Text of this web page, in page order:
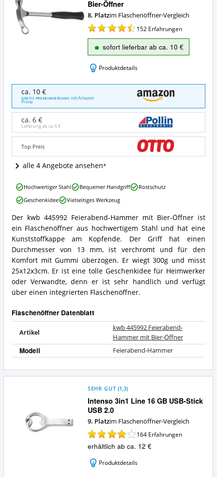
Bier-Öffner
8. Platzim Flaschenöffner-Vergleich
152 Erfahrungen
sofort lieferbar ab ca. 10 €
Produktdetails
kwb
445992
Feierabend-
Hammer
Bier-
Öffner
Angebote:
Wo
ist
Flaschenöffner
erhältlich?
ca. 10 €
GRATIS PREMIUMVERSAND mit Amazon
Prime
ca. 6 €
Lieferung ab ca.6 €
Top Preis
alle 4 Angebote ansehen
kwb
445992
Feierabend-
Hammer
mit
Bier-
Öffner
Zusammenfassung:
Was
dieser
Flaschenöffner?
Der kwb 445992 Feierabend-Hammer mit Bier-Öffner ist
ein Flaschenöffner aus hochwertigem Stahl und hat eine
Kunststoffkappe am Kopfende. Der Griff hat einen
Durchmesser von 13 mm, ist verchromt und für den
Komfort mit Gummi überzogen. Er wiegt 300g und misst
25x12x3cm. Er ist eine tolle Geschenkidee für Heimwerker
oder Verwandte, denn er ist sehr handlich und verfügt
über einen integrierten Flaschenöffner.
Flaschenöffner Datenblatt
Artikel
kwb 445992 Feierabend-
Hammer mit Bier-Öffner
Modell Feierabend-Hammer
kwb
445992
Feierabend-
mit
Bier-
Öffner
Vorteile:
Was
spricht
für
diesen
Flaschenöffner?
Hochwertiger Stahl Bequemer Handgriff
Rostschutz
Geschenkidee
Vielseitiges Werkzeug
Intenso 3in1 Line 16 GB USB-Stick
USB 2.0
SEHR GUT (1,3)
9. Platzim Flaschenöffner-Vergleich
164 Erfahrungen
erhältlich ab ca. 12 €
Produktdetails